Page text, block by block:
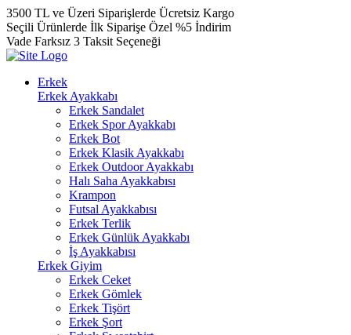
3500 TL ve Üzeri Siparişlerde Ücretsiz Kargo
Seçili Ürünlerde İlk Siparişe Özel %5 İndirim
Vade Farksız 3 Taksit Seçeneği
Erkek
Erkek Ayakkabı
Erkek Sandalet
Erkek Spor Ayakkabı
Erkek Bot
Erkek Klasik Ayakkabı
Erkek Outdoor Ayakkabı
Halı Saha Ayakkabısı
Krampon
Futsal Ayakkabısı
Erkek Terlik
Erkek Günlük Ayakkabı
İş Ayakkabısı
Erkek Giyim
Erkek Ceket
Erkek Gömlek
Erkek Tişört
Erkek Şort